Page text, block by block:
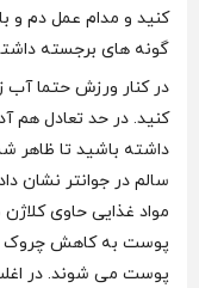
کنید و مدام عمل دم و
گونه های برجسته
در کنار ورزش حتما آب
کنید. در حد تعادل هم
داشته باشید تا ظاهر
سالم در جوانتر نشان
مواد غذایی حاوی
پوست به کاهش چروک
پوست می‌ شوند. در